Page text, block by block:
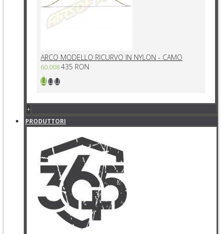
ARCO MODELLO RICURVO IN NYLON - CAMO
60.008435 RON
+
PRODUTTORI